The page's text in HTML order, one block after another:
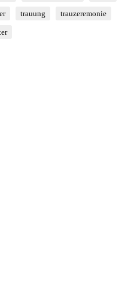
trauung trauzeremonie